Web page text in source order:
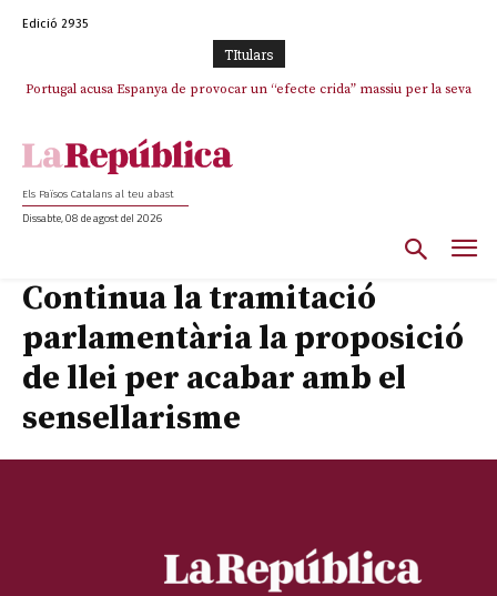
Edició 2935
TItulars
Portugal acusa Espanya de provocar un “efecte crida” massiu per la seva
Els Països Catalans al teu abast
Dissabte, 08 de agost del 2026
Continua la tramitació
parlamentària la proposició
de llei per acabar amb el
sensellarisme